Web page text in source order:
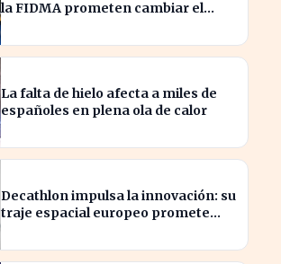
la FIDMA prometen cambiar el
La falta de hielo afecta a miles de
españoles en plena ola de calor
Decathlon impulsa la innovación: su
traje espacial europeo promete